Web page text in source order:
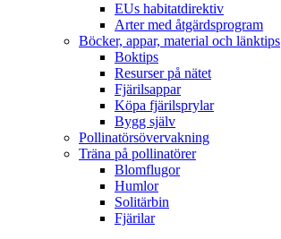
EUs habitatdirektiv
Arter med åtgärdsprogram
Böcker, appar, material och länktips
Boktips
Resurser på nätet
Fjärilsappar
Köpa fjärilsprylar
Bygg själv
Pollinatörsövervakning
Träna på pollinatörer
Blomflugor
Humlor
Solitärbin
Fjärilar